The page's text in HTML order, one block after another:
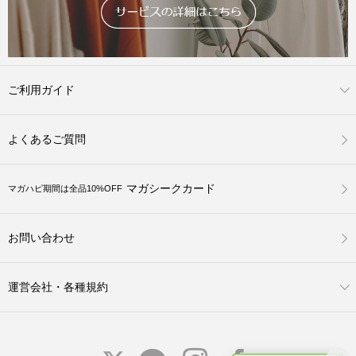
ご利用ガイド
よくあるご質問
マガハピ期間は全品10%OFF マガシークカード
お問い合わせ
運営会社・各種規約